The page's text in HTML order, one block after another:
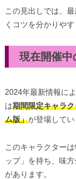
この見出しでは、
くコツを分かりやす
現在開催
2024年最新情報に
は期間限定キャラ
ム版」が登場してい
このキャラクター
ップ」を持ち、味
があります。